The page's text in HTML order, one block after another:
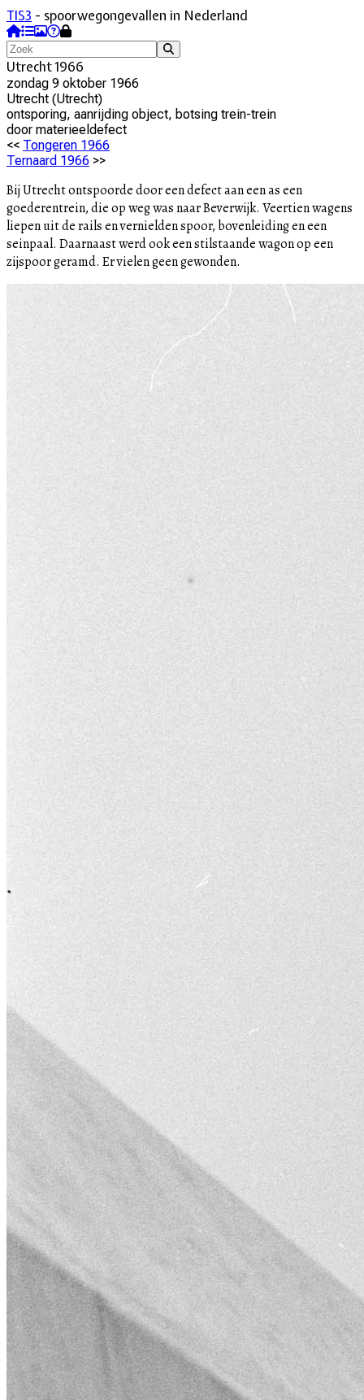
TIS3 - spoorwegongevallen in Nederland
Utrecht 1966
zondag 9 oktober 1966
Utrecht (Utrecht)
ontsporing, aanrijding object, botsing trein-trein
door materieeldefect
<< Tongeren 1966
Ternaard 1966 >>
Bij Utrecht ontspoorde door een defect aan een as een
goederentrein, die op weg was naar Beverwijk. Veertien wagens
liepen uit de rails en vernielden spoor, bovenleiding en een
seinpaal. Daarnaast werd ook een stilstaande wagon op een
zijspoor geramd. Er vielen geen gewonden.